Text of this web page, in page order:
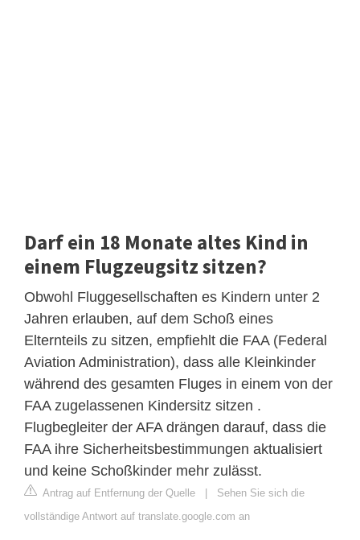
Darf ein 18 Monate altes Kind in
einem Flugzeugsitz sitzen?
Obwohl Fluggesellschaften es Kindern unter 2
Jahren erlauben, auf dem Schoß eines
Elternteils zu sitzen, empfiehlt die FAA (Federal
Aviation Administration), dass alle Kleinkinder
während des gesamten Fluges in einem von der
FAA zugelassenen Kindersitz sitzen .
Flugbegleiter der AFA drängen darauf, dass die
FAA ihre Sicherheitsbestimmungen aktualisiert
und keine Schoßkinder mehr zulässt.
Antrag auf Entfernung der Quelle | Sehen Sie sich die
vollständige Antwort auf translate.google.com an